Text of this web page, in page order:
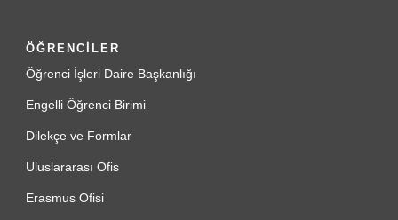
ÖĞRENCİLER
Öğrenci İşleri Daire Başkanlığı
Engelli Öğrenci Birimi
Dilekçe ve Formlar
Uluslararası Ofis
Erasmus Ofisi